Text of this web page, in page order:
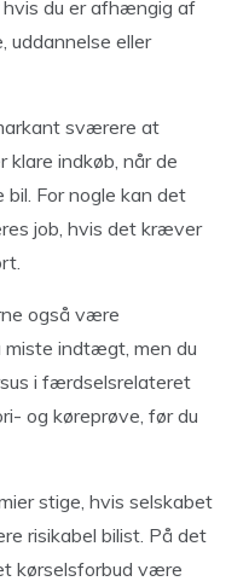
du er afhængig af
uddannelse eller
sværere at
klare indkøb, når de
For nogle kan det
job, hvis det kræver
også være
miste indtægt, men du
i færdselsrelateret
og køreprøve, før du
stige, hvis selskabet
risikabel bilist. På det
kørselsforbud være